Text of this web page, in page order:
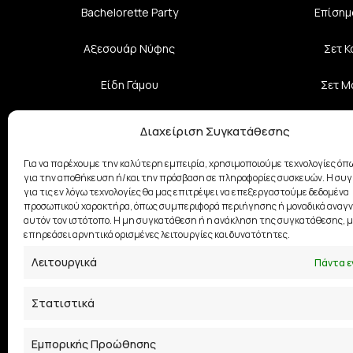
Διαχείριση Συγκατάθεσης
Για να παρέχουμε την καλύτερη εμπειρία, χρησιμοποιούμε τεχνολογίες
για την αποθήκευση ή/και την πρόσβαση σε πληροφορίες συσκευών. Η
για τις εν λόγω τεχνολογίες θα μας επιτρέψει να επεξεργαστούμε δεδομένα
προσωπικού χαρακτήρα, όπως συμπεριφορά περιήγησης ή μοναδικά
αυτόν τον ιστότοπο. Η μη συγκατάθεση ή η ανάκληση της συγκατάθεσης,
επηρεάσει αρνητικά ορισμένες λειτουργίες και δυνατότητες.
Λειτουργικά Πάντα
Στατιστικά
Εμπορικής Προώθησης
Bachelorette Party
Αξεσουάρ Νύφης
Είδη Γάμου
Κοσμήματα
Βαπτιστικά Ρούχα
Φούστες
Σετ
Σετ